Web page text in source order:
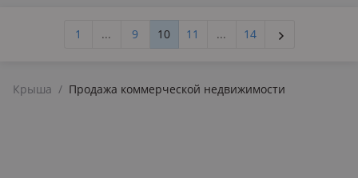
1 ... 9 10 11 ... 14
Крыша / Продажа коммерческой недвижимости